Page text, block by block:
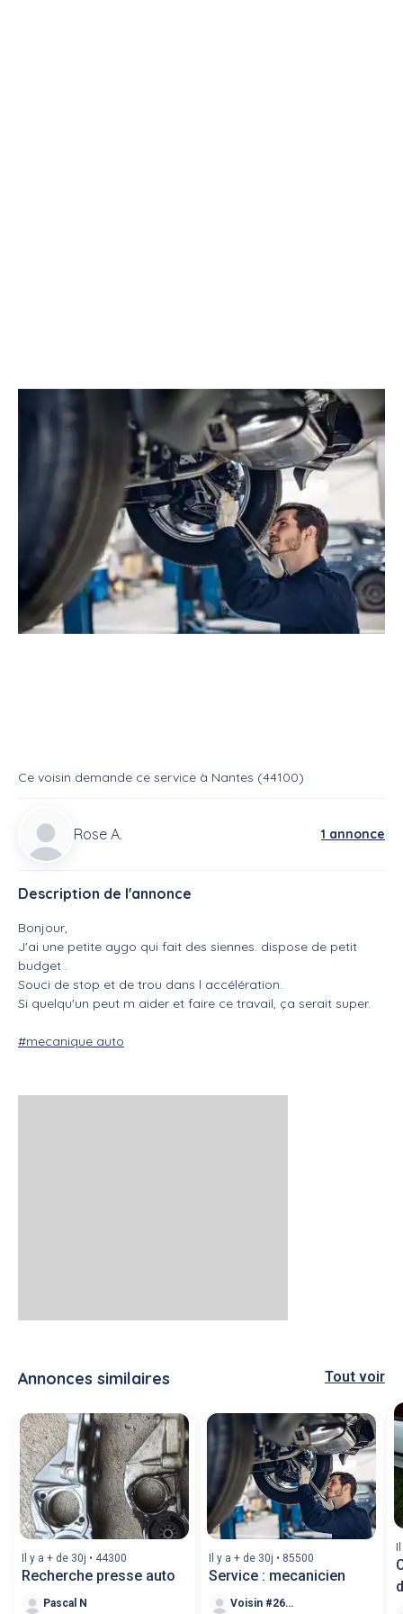
Réparateur Mécanicien automobile
Recherche un mécanicien
Mecanique auto
Ce voisin demande ce service à Nantes (44100)
Rose A. 1 annonce
Description de l'annonce
Bonjour,
J'ai une petite aygo qui fait des siennes. dispose de petit
budget .
Souci de stop et de trou dans l accélération.
Si quelqu'un peut m aider et faire ce travail, ça serait super.
#mecanique auto
Annonces similaires Tout voir
Il y a + de 30j • 44300
Recherche presse auto
Pascal N
Il y a + de 30j • 85500
Service : mecanicien
Voisin #260898
Il